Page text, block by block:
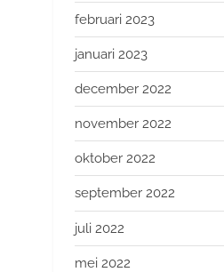
februari 2023
januari 2023
december 2022
november 2022
oktober 2022
september 2022
juli 2022
mei 2022